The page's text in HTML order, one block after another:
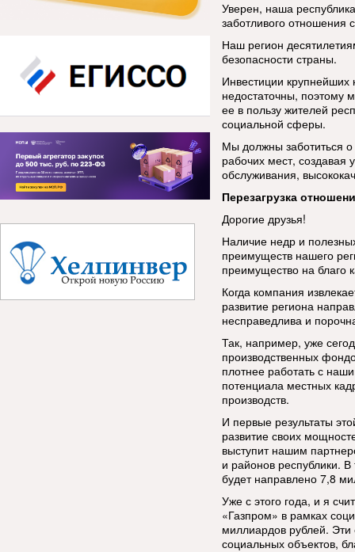
Уверен, наша
заботливого отношения
Наш регион
безопасности страны.
Инвестиции крупнейших
недостаточны, поэтому
ее в пользу жителей
социальной сферы.
Мы должны заботиться о
рабочих мест, создавая
обслуживания,
Перезагрузка
Дорогие друзья!
Наличие недр и
преимуществ нашего
преимущество на благо
Когда компания
развитие региона
несправедлива и
Так, например, уже
производственных
плотнее работать с
потенциала местных
производств.
И первые результаты
развитие своих
выступит нашим
и районов республики.
будет направлено 7,8
Уже с этого года, и я
«Газпром» в рамках
миллиардов рублей. Эти
социальных объектов,